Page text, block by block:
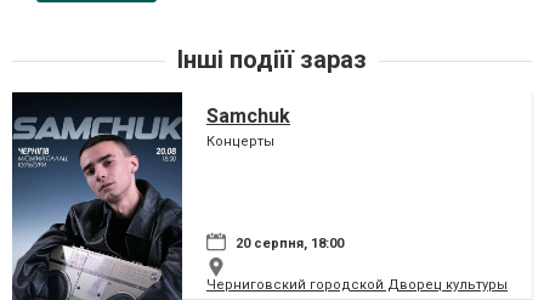
Інші подіїї зараз
Samchuk
Концерты
20 серпня, 18:00
Черниговский городской Дворец культуры